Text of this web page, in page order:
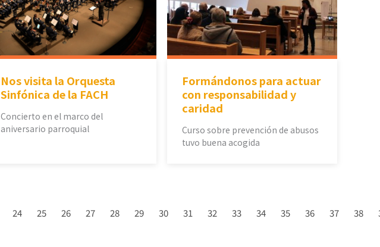
Nos visita la Orquesta
Sinfónica de la FACH
Concierto en el marco del
aniversario parroquial
Formándonos para actuar
con responsabilidad y
caridad
Curso sobre prevención de abusos
tuvo buena acogida
24 25 26 27 28 29 30 31 32 33 34 35 36 37 38